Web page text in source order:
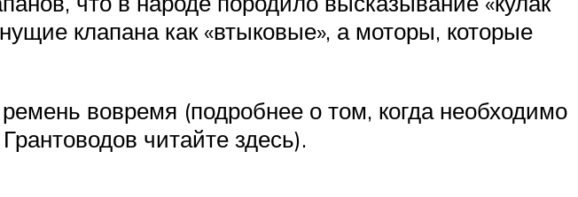
клапана как «втыковые», а моторы, которые
вовремя (подробнее о том, когда необходимо
читайте здесь).